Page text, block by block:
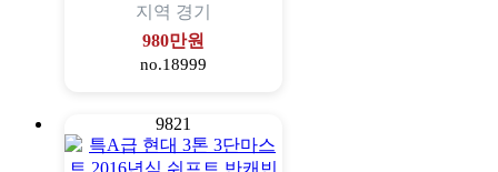
지역 경기
980만원
no.18999
9821